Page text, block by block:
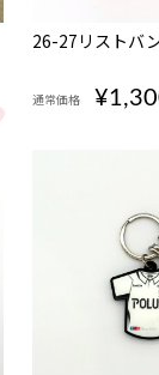
プ をもっと見る
NEW
26-27リストバ
通常価格
26-27リストバ